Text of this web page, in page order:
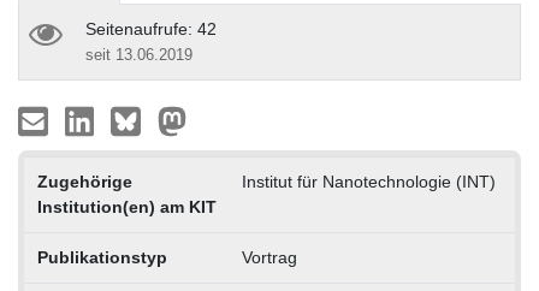
Seitenaufrufe: 42
seit 13.06.2019
Zugehörige
Institution(en) am KIT
Institut für Nanotechnologie (INT)
Publikationstyp Vortrag